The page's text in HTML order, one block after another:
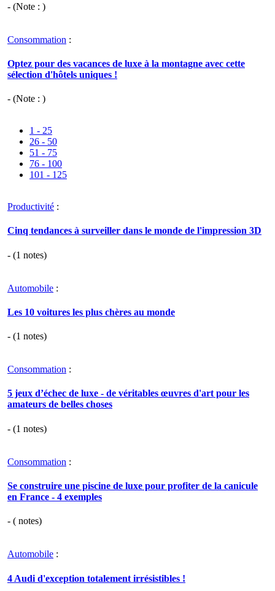
- (Note : )
Consommation :
Optez pour des vacances de luxe à la montagne avec cette
sélection d'hôtels uniques !
- (Note : )
1 - 25
26 - 50
51 - 75
76 - 100
101 - 125
Productivité :
Cinq tendances à surveiller dans le monde de l'impression 3D
- (1 notes)
Automobile :
Les 10 voitures les plus chères au monde
- (1 notes)
Consommation :
5 jeux d’échec de luxe - de véritables œuvres d'art pour les
amateurs de belles choses
- (1 notes)
Consommation :
Se construire une piscine de luxe pour profiter de la canicule
en France - 4 exemples
- ( notes)
Automobile :
4 Audi d'exception totalement irrésistibles !